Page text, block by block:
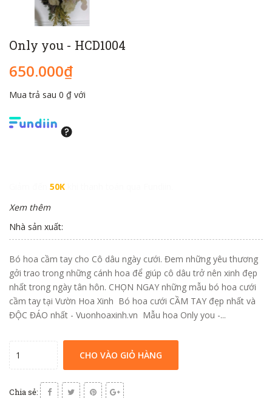
Only you - HCD1004
650.000₫
Mua trả sau 0 ₫ với
50K
Xem thêm
Nhà sản xuất:
Bó hoa cầm tay cho Cô dâu ngày cưới. Đem những yêu thương
gởi trao trong những cánh hoa để giúp cô dâu trở nên xinh đẹp
nhất trong ngày tân hôn. CHỌN NGAY những mẫu bó hoa cưới
cầm tay tại Vườn Hoa Xinh Bó hoa cưới CẦM TAY đẹp nhất và
ĐỘC ĐÁO nhất - Vuonhoaxinh.vn Mẫu hoa Only you -...
CHO VÀO GIỎ HÀNG
Chia sẻ: